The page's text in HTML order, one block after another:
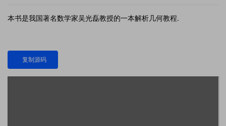
本书是我国著名数学家吴光磊教授的一本解析几何教程.
复制源码